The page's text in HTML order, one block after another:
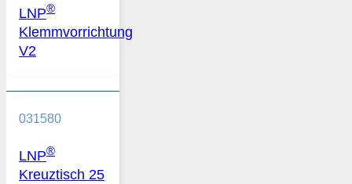
LNP®
Klemmvorrichtung
V2
031580
LNP®
Kreuztisch 25